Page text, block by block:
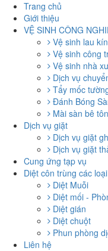
Trang chủ
Giới thiệu
VỆ SINH CÔNG
Vệ sinh lau
Vệ sinh công
Vệ sinh nhà
Dịch vụ
Tẩy mốc
Đánh Bóng
Mài sàn bê
Dịch vụ giặt
Dịch vụ giặt
Dịch vụ giặt
Cung ứng tạp vụ
Diệt côn trùng các loại
Diệt Muỗi
Diệt mối -
Diệt gián
Diệt chuột
Phun phòng
Liên hệ